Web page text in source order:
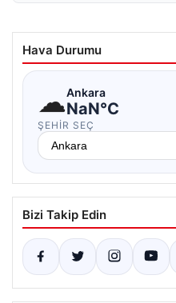
Hava Durumu
☁Ankara
NaN°C
ŞEHIR SEÇ
Bizi Takip Edin